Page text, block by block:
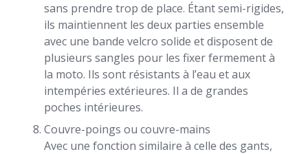
sans prendre trop de place. Étant semi-rigides,
ils maintiennent les deux parties ensemble
avec une bande velcro solide et disposent de
plusieurs sangles pour les fixer fermement à
la moto. Ils sont résistants à l’eau et aux
intempéries extérieures. Il a de grandes
poches intérieures.
Couvre-poings ou couvre-mains
Avec une fonction similaire à celle des gants,